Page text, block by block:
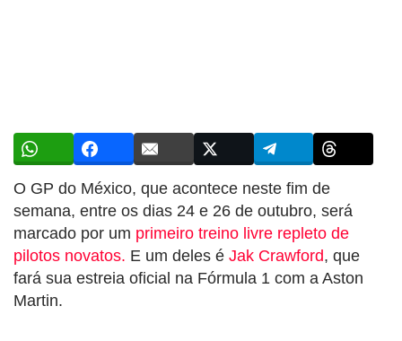
O GP do México, que acontece neste fim de
semana, entre os dias 24 e 26 de outubro, será
marcado por um primeiro treino livre repleto de
pilotos novatos. E um deles é Jak Crawford, que
fará sua estreia oficial na Fórmula 1 com a Aston
Martin.